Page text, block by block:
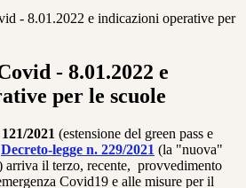
- 8.01.2022 e indicazioni operative per
- 8.01.2022 e
per le scuole
2021 (estensione del green pass e
Decreto-legge n. 229/2021 (la "nuova"
arriva il terzo, recente, provvedimento
Covid19 e alle misure per il